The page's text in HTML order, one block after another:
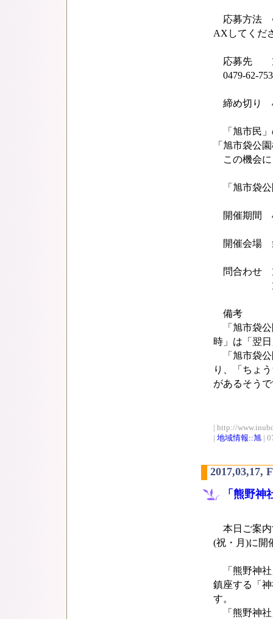
応募方法
AXしてくだ
応募先 旭
0479-62-
締め切り
「旭市民」
「旭市袋公
この機会に
「旭市袋公
開催期間 4
開催会場
問合わせ
旭市観
備考
「旭市袋公
時」は「翌
「旭市袋公
り、「ちょ
があるそう
| http://
| 地域情報::旭 |
2017,03,17,
「熊野神
本日ご案内
(祝・月)に開
「熊野神社
鎮座する「
す。
「熊野神社